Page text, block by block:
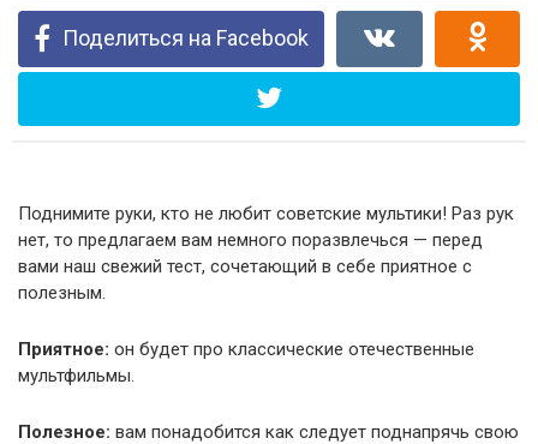
Поделиться на Facebook
Поднимите руки, кто не любит советские мультики! Раз рук
нет, то предлагаем вам немного поразвлечься — перед
вами наш свежий тест, сочетающий в себе приятное с
полезным.
Приятное: он будет про классические отечественные
мультфильмы.
Полезное: вам понадобится как следует поднапрячь свою